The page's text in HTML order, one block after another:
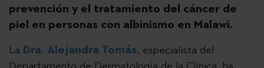
prevención y el tratamiento del cáncer de
piel en personas con albinismo en Malawi.
La Dra. Alejandra Tomás, especialista del
Departamento de Dermatología de la Clínica, ha